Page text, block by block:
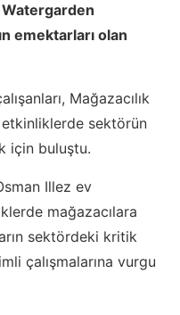
emektarları olan
Mağazacılık
etkinliklerde sektörün
için buluştu.
Illez ev
mağazacılara
sektördeki kritik
çalışmalarına vurgu